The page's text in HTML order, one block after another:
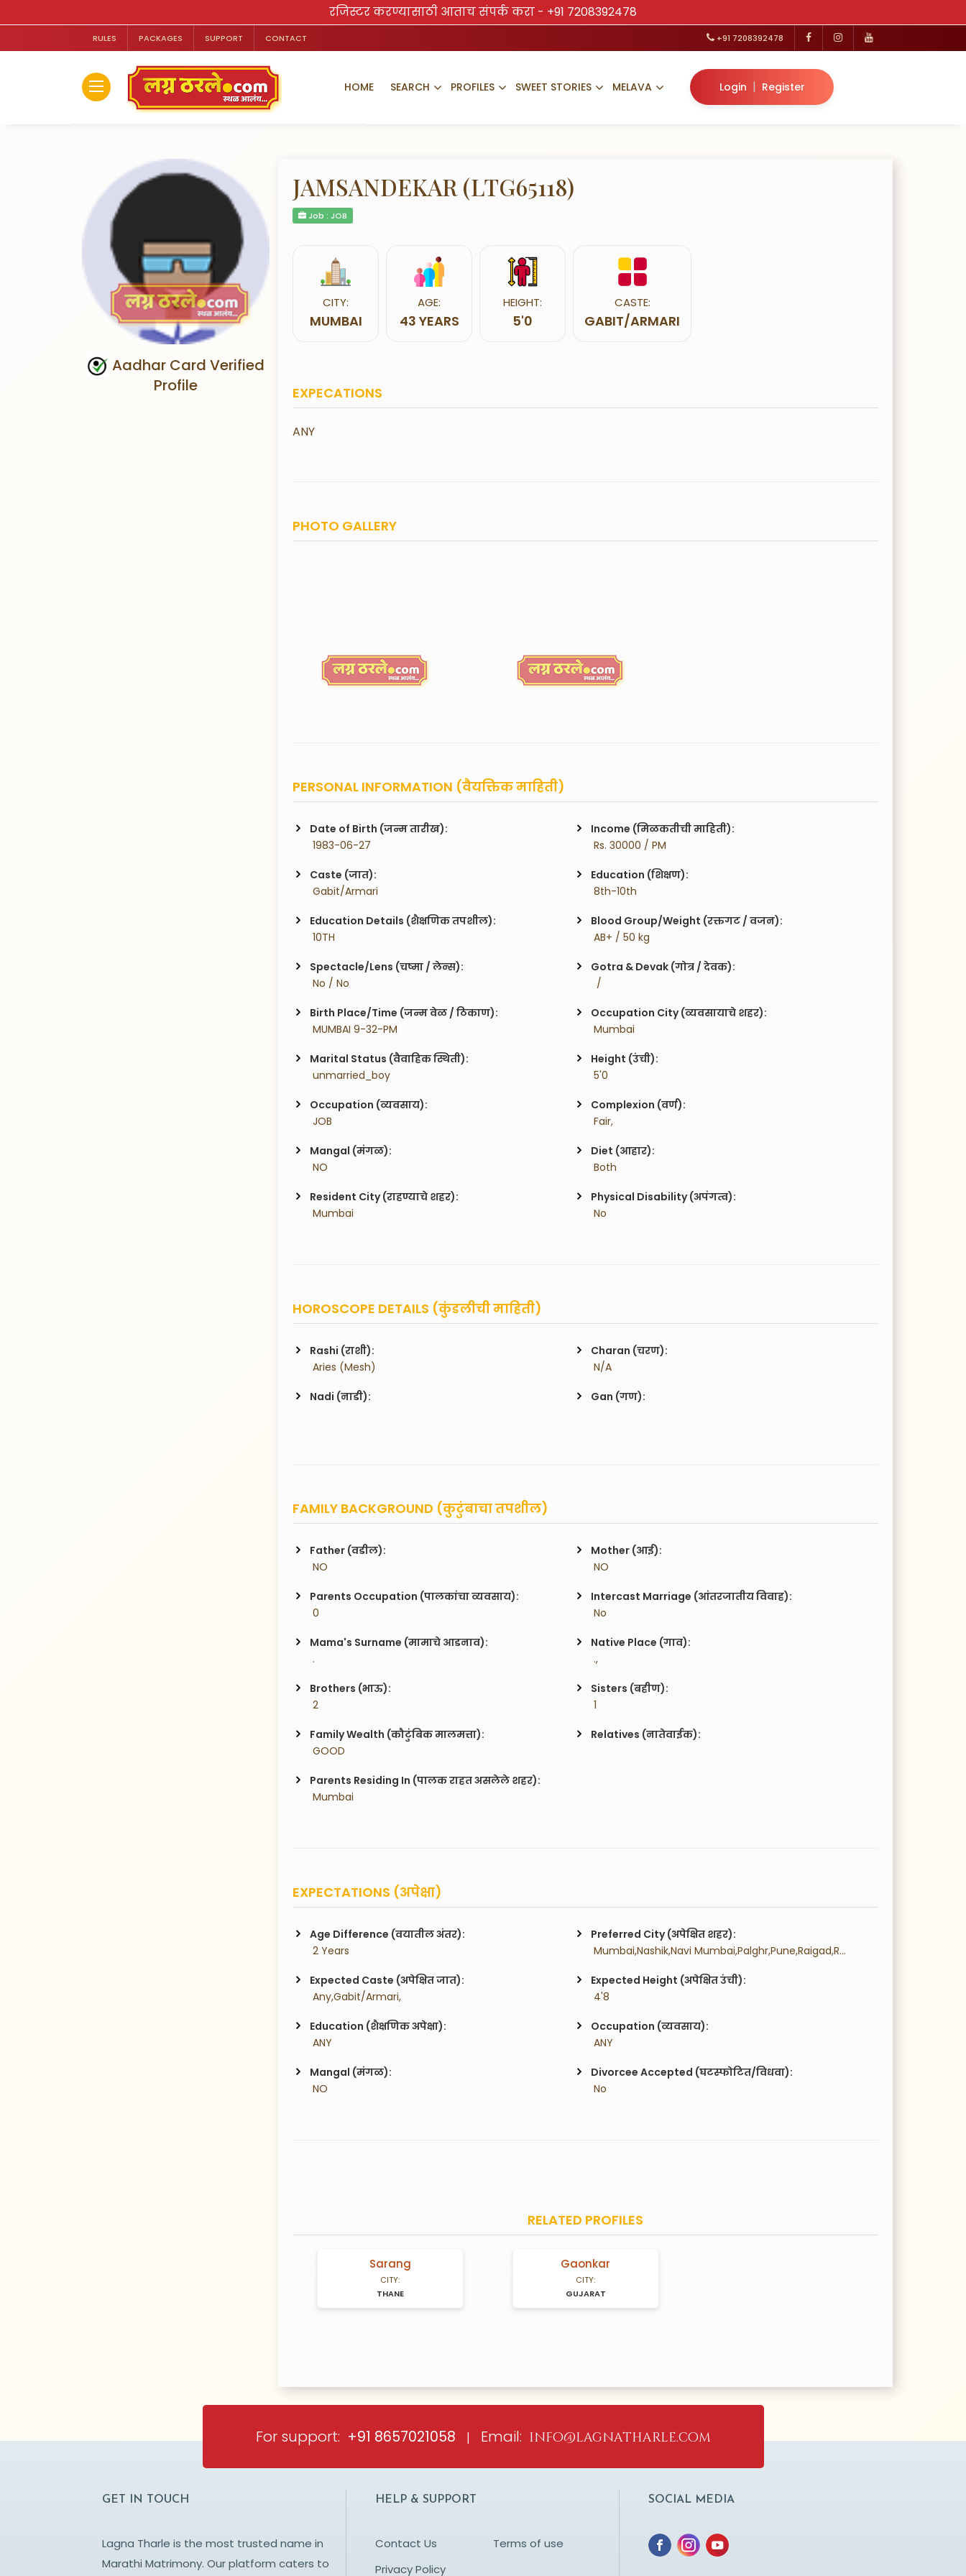
रजिस्टर करण्यासाठी आताच संपर्क करा - +91 7208392478
RULES PACKAGES SUPPORT CONTACT +91 7208392478
HOME SEARCH PROFILES SWEET STORIES MELAVA Login | Register
Aadhar Card Verified
Profile
JAMSANDEKAR (LTG65118)
Job : JOB
CITY:
MUMBAI
AGE:
43 YEARS
HEIGHT:
5'0
CASTE:
GABIT/ARMARI
EXPECATIONS
ANY
PHOTO GALLERY
PERSONAL INFORMATION (वैयक्तिक माहिती)
Date of Birth (जन्म तारीख):
1983-06-27
Income (मिळकतीची माहिती):
Rs. 30000 / PM
Caste (जात):
Gabit/Armari
Education (शिक्षण):
8th-10th
Education Details (शैक्षणिक तपशील):
10TH
Blood Group/Weight (रक्तगट / वजन):
AB+ / 50 kg
Spectacle/Lens (चष्मा / लेन्स):
No / No
Gotra & Devak (गोत्र / देवक):
  /
Birth Place/Time (जन्म वेळ / ठिकाण):
MUMBAI 9-32-PM
Occupation City (व्यवसायाचे शहर):
Mumbai
Marital Status (वैवाहिक स्थिती):
unmarried_boy
Height (उंची):
5'0
Occupation (व्यवसाय):
JOB
Complexion (वर्ण):
Fair,
Mangal (मंगळ):
NO
Diet (आहार):
Both
Resident City (राहण्याचे शहर):
Mumbai
Physical Disability (अपंगत्व):
No
HOROSCOPE DETAILS (कुंडलीची माहिती)
Rashi (राशी):
Aries (Mesh)
Charan (चरण):
N/A
Nadi (नाडी): Gan (गण):
FAMILY BACKGROUND (कुटुंबाचा तपशील)
Father (वडील):
NO
Mother (आई):
NO
Parents Occupation (पालकांचा व्यवसाय):
0
Intercast Marriage (आंतरजातीय विवाह):
No
Mama's Surname (मामाचे आडनाव):
.
Native Place (गाव):
.,
Brothers (भाऊ):
2
Sisters (बहीण):
1
Family Wealth (कौटुंबिक मालमत्ता):
GOOD
Relatives (नातेवाईक):
Parents Residing In (पालक राहत असलेले शहर):
Mumbai
EXPECTATIONS (अपेक्षा)
Age Difference (वयातील अंतर):
2 Years
Preferred City (अपेक्षित शहर):
Mumbai,Nashik,Navi Mumbai,Palghr,Pune,Raigad,Ratnagiri,Thane,
Expected Caste (अपेक्षित जात):
Any,Gabit/Armari,
Expected Height (अपेक्षित उंची):
4'8
Education (शैक्षणिक अपेक्षा):
ANY
Occupation (व्यवसाय):
ANY
Mangal (मंगळ):
NO
Divorcee Accepted (घटस्फोटित/विधवा):
No
RELATED PROFILES
N/A Years oldSarang
CITY:
THANE
N/A Years oldGaonkar
CITY:
GUJARAT
For support: +91 8657021058 | Email: info@lagnatharle.com
GET IN TOUCH
Lagna Tharle is the most trusted name in
Marathi Matrimony. Our platform caters to
HELP & SUPPORT
Contact Us
Terms of use
Privacy Policy
SOCIAL MEDIA